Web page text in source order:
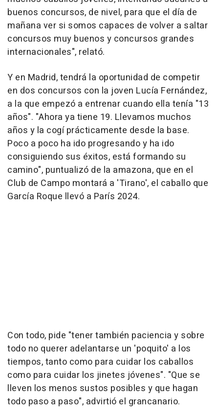
buenos concursos, de nivel, para que el día de
mañana ver si somos capaces de volver a saltar
concursos muy buenos y concursos grandes
internacionales", relató.
Y en Madrid, tendrá la oportunidad de competir
en dos concursos con la joven Lucía Fernández,
a la que empezó a entrenar cuando ella tenía "13
años". "Ahora ya tiene 19. Llevamos muchos
años y la cogí prácticamente desde la base.
Poco a poco ha ido progresando y ha ido
consiguiendo sus éxitos, está formando su
camino", puntualizó de la amazona, que en el
Club de Campo montará a 'Tirano', el caballo que
García Roque llevó a París 2024.
Con todo, pide "tener también paciencia y sobre
todo no querer adelantarse un 'poquito' a los
tiempos, tanto como para cuidar los caballos
como para cuidar los jinetes jóvenes". "Que se
lleven los menos sustos posibles y que hagan
todo paso a paso", advirtió el grancanario.